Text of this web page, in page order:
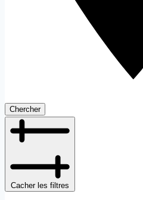
Chercher
Cacher les filtres